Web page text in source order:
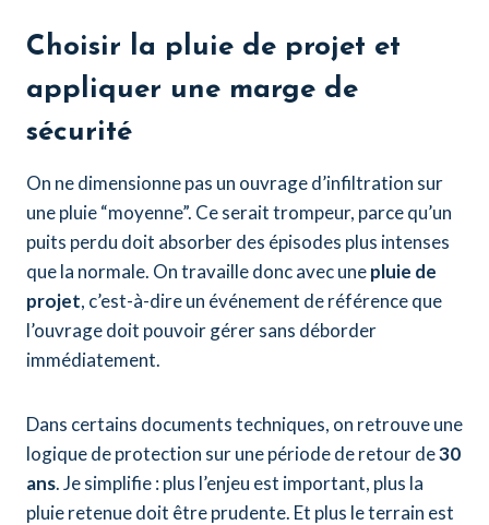
Choisir la pluie de projet et
appliquer une marge de
sécurité
On ne dimensionne pas un ouvrage d’infiltration sur
une pluie “moyenne”. Ce serait trompeur, parce qu’un
puits perdu doit absorber des épisodes plus intenses
que la normale. On travaille donc avec unepluie de
projet, c’est-à-dire un événement de référence que
l’ouvrage doit pouvoir gérer sans déborder
immédiatement.
Dans certains documents techniques, on retrouve une
logique de protection sur une période de retour de30
ans. Je simplifie : plus l’enjeu est important, plus la
pluie retenue doit être prudente. Et plus le terrain est